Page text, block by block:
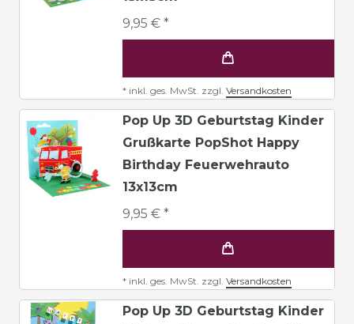
9,95 € *
* inkl. ges. MwSt. zzgl. Versandkosten
Pop Up 3D Geburtstag Kinder
Grußkarte PopShot Happy
Birthday Feuerwehrauto
13x13cm
9,95 € *
* inkl. ges. MwSt. zzgl. Versandkosten
Pop Up 3D Geburtstag Kinder